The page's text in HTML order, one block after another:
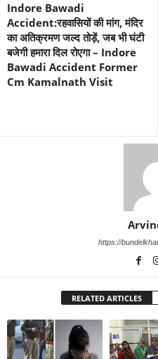
Indore Bawadi
Accident:रहवासियों की मांग, मंदिर
का अतिक्रमण जल्द तोड़ें, जब भी घंटी
बजेगी हमारा दिल रोएगा – Indore
Bawadi Accident Former
Cm Kamalnath Visit
https://
RELATED ARTICLES